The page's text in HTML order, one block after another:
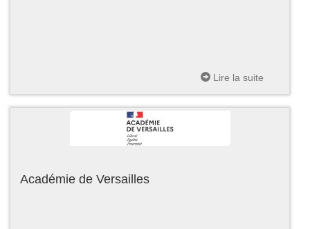
Lire la suite
Académie de Versailles